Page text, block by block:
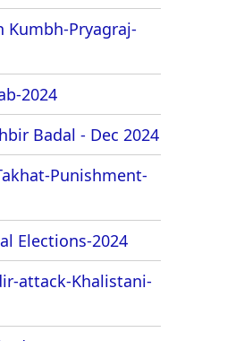
Kumbh-Pryagraj-
2024
Badal - Dec 2024
Punishment-
Elections-2024
attack-Khalistani-